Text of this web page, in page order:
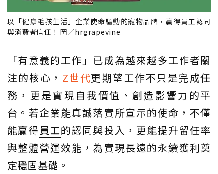
以「健康毛孩生活」企業使命驅動的寵物品牌，贏得員工認同
與消費者信任！ 圖／hrgrapevine
「有意義的工作」已成為越來越多工作者關
注的核心， Z世代更期望工作不只是完成任
務，更是實現自我價值、創造影響力的平
台。若企業能真誠落實所宣示的使命，不僅
能贏得員工的認同與投入，更能提升留任率
與整體營運效能，為實現長遠的永續獲利奠
定穩固基礎。